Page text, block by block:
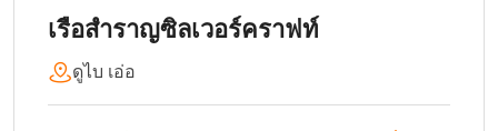
เรือสำราญซิลเวอร์คราฟท์
ดูไบ เอ่อ